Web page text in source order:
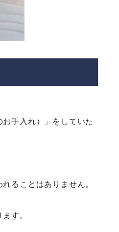
手入れ）」をしていた
ることはありません。
す。